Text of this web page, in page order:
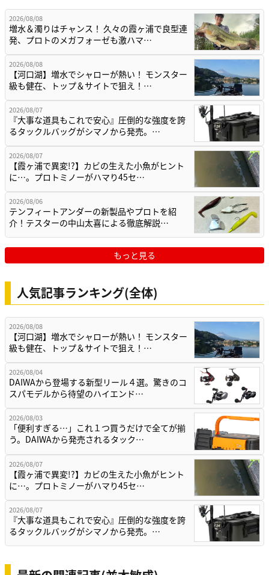
2026/08/08
増水＆濁りはチャンス！ 久々の霞ヶ浦で良型連
発、プロトのメガフォーゼも激ハマ…
2026/08/08
【河口湖】増水でシャローが熱い！ モンスター
級も健在、トップ＆サイトで狙え！…
2026/08/07
『大事な道具もこれで安心』圧倒的な強度を誇
るタックルバッグがシマノから発売。…
2026/08/07
【霞ヶ浦で異変!?】カビの生えた小魚がヒント
に…。プロトミノーがハマり45セ…
2026/08/06
テンフィートアンダーの新製品やプロトを紹
介！テスターの中山太喜による徹底解説…
もっと見る
人気記事ランキング(全体)
2026/08/08
【河口湖】増水でシャローが熱い！ モンスター
級も健在、トップ＆サイトで狙え！…
2026/08/04
DAIWAから登場する新型リール４選。驚きのコ
スパモデルから待望のハイエンド…
2026/08/03
「便利すぎる…」これ１つ買うだけで全てが揃
う。DAIWAから発売されるタック…
2026/08/07
【霞ヶ浦で異変!?】カビの生えた小魚がヒント
に…。プロトミノーがハマり45セ…
2026/08/07
『大事な道具もこれで安心』圧倒的な強度を誇
るタックルバッグがシマノから発売。…